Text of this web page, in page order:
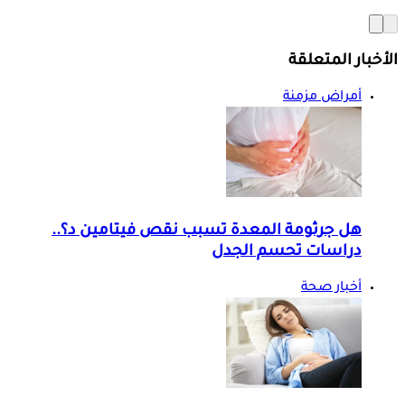
الأخبار المتعلقة
أمراض مزمنة
هل جرثومة المعدة تسبب نقص فيتامين د؟..
دراسات تحسم الجدل
أخبار صحة